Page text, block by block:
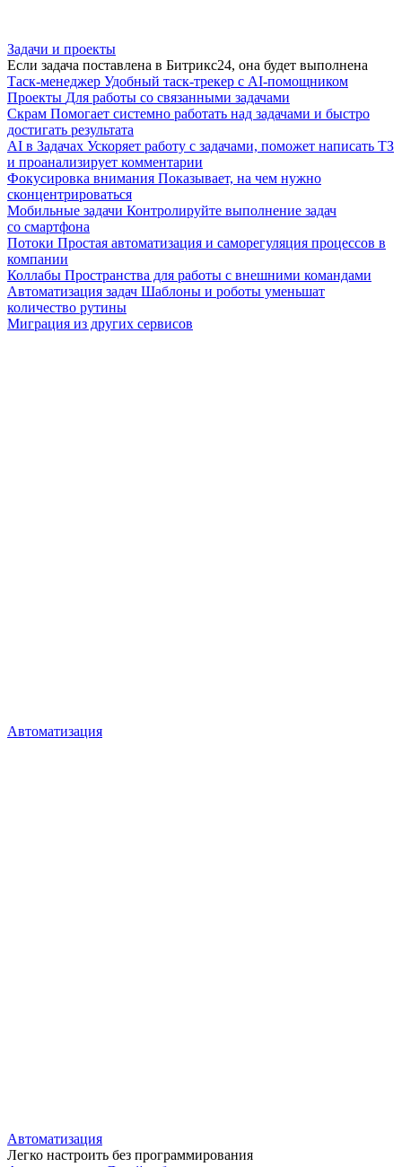
Задачи и проекты
Если задача поставлена в Битрикс24, она будет выполнена
Таск-менеджер Удобный таск-трекер с AI-помощником
Проекты Для работы со связанными задачами
Скрам Помогает системно работать над задачами и быстро
достигать результата
AI в Задачах Ускоряет работу с задачами, поможет написать ТЗ
и проанализирует комментарии
Фокусировка внимания Показывает, на чем нужно
сконцентрироваться
Мобильные задачи Контролируйте выполнение задач
со смартфона
Потоки Простая автоматизация и саморегуляция процессов в
компании
Коллабы Пространства для работы с внешними командами
Автоматизация задач Шаблоны и роботы уменьшат
количество рутины
Миграция из других сервисов
Автоматизация
Автоматизация
Легко настроить без программирования